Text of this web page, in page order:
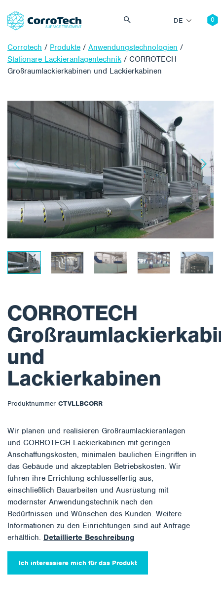
DE
Corrotech / Produkte / Anwendungstechnologien /
Stationäre Lackieranlagentechnik / CORROTECH
Großraumlackierkabinen und Lackierkabinen
CORROTECH
und
Lackierkabinen
Produktnummer CTVLLBCORR
Wir planen und realisieren Großraumlackieranlagen
und CORROTECH-Lackierkabinen mit geringen
Anschaffungskosten, minimalen baulichen Eingriffen in
das Gebäude und akzeptablen Betriebskosten. Wir
führen ihre Errichtung schlüsselfertig aus,
einschließlich Bauarbeiten und Ausrüstung mit
modernster Anwendungstechnik nach den
Bedürfnissen und Wünschen des Kunden. Weitere
Informationen zu den Einrichtungen sind auf Anfrage
erhältlich. Detaillierte Beschreibung
Ich interessiere mich für das Produkt